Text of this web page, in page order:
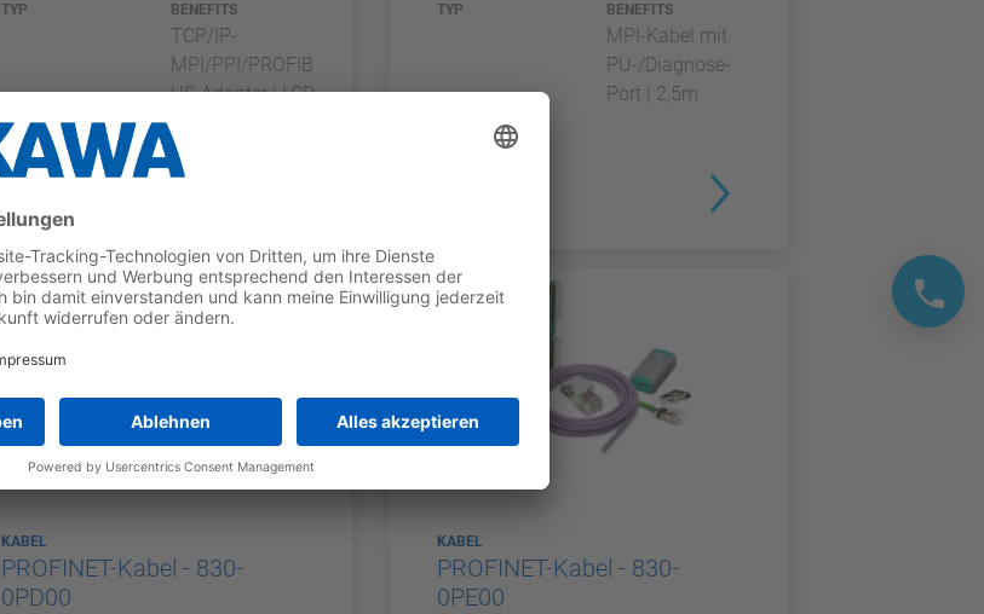
TYP BENEFITS
TCP/IP-
MPI/PPI/PROFIB
US-Adapter | LCD
TYP BENEFITS
MPI-Kabel mit
PU-/Diagnose-
Port | 2,5m
KABEL
PROFINET-Kabel - 830-
0PD00
KABEL
PROFINET-Kabel - 830-
0PE00